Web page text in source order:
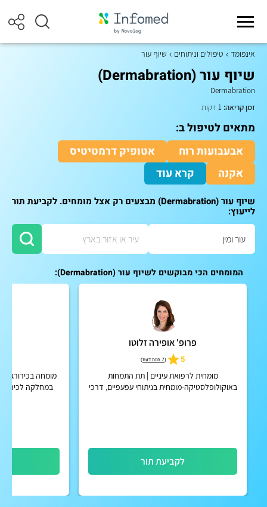
אינפומד טיפולים וניתוחים שיוף עור
שיוף עור (Dermabration)
Dermabration
זמן קריאה:
מתאים לטיפול ב:
אבעבועות רוח
אטופיק דרמטיטיס
אקנה
קרא עוד
שיוף עור (Dermabration) מבצעים רק אצל מומחים. לקביעת תור
לייעוץ:
המומחים הכי מבוקשים לשיוף עור (Dermabration):
פרופ' אופירה זלוטו
5
(7 חוות דעת )
מומחית לרפואת עיניים | תת התמחות
באוקולופלסטיקה-מומחית בניתוחי עפעפיים, דרכי
לקביעת תור
מומחה
במחלקה